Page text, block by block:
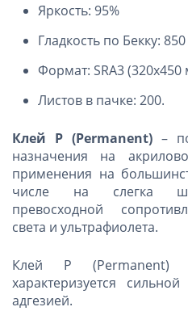
Яркость: 95%
Гладкость по Бекку:
Формат: SRA3 (320х450
Листов в пачке: 200.
Клей P (Permanent) –
назначения на
применения на
числе на слегка
превосходной
света и ультрафиолета.
Клей P (Permanent)
характеризуется
адгезией.